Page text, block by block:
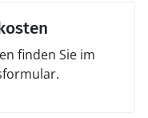
finden Sie im